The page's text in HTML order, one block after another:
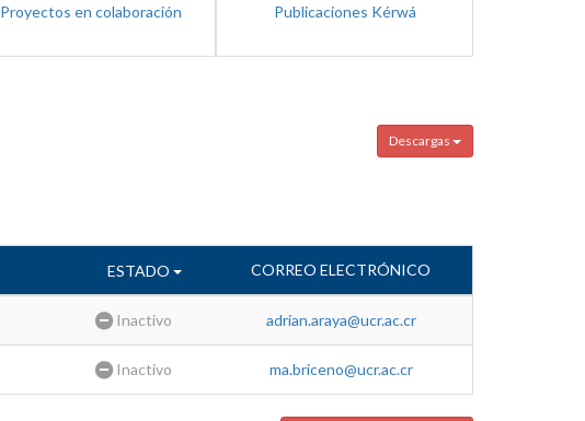
Proyectos en colaboración Publicaciones Kérwá
Descargas
ESTADO CORREO ELECTRÓNICO
Inactivo adrian.araya@ucr.ac.cr
Inactivo ma.briceno@ucr.ac.cr